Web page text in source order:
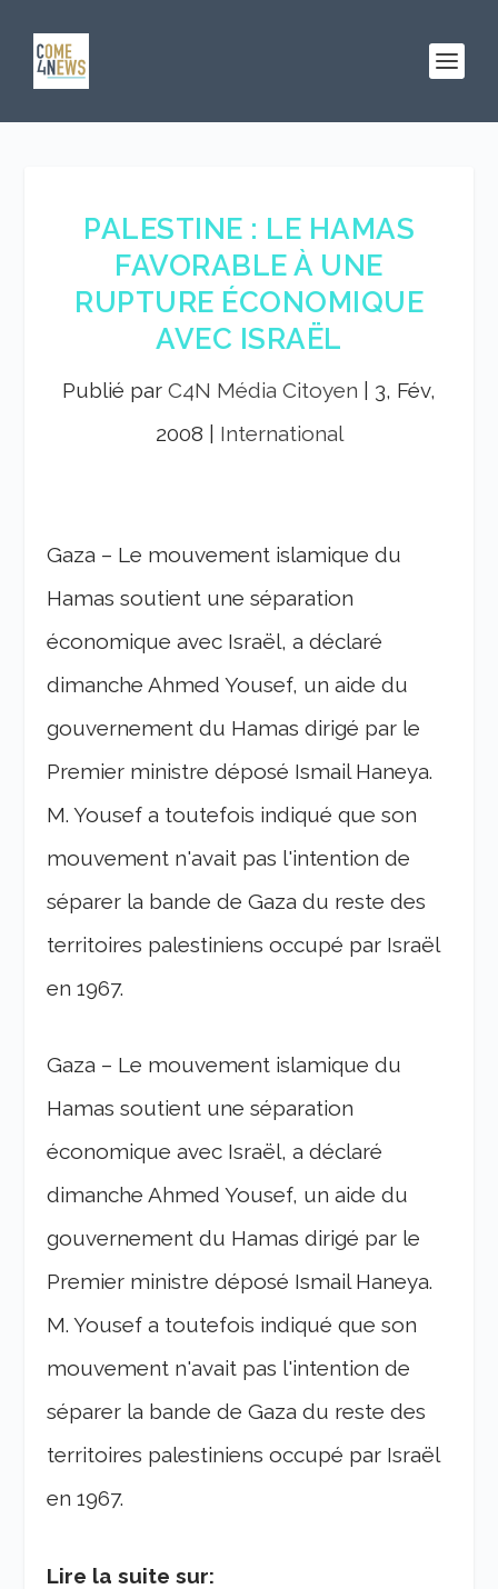
PALESTINE : LE HAMAS
FAVORABLE À UNE
RUPTURE ÉCONOMIQUE
AVEC ISRAËL
Publié par C4N Média Citoyen
3, Fév,
2008
International
Gaza – Le mouvement islamique du
Hamas soutient une séparation
économique avec Israël, a déclaré
dimanche Ahmed Yousef, un aide du
gouvernement du Hamas dirigé par le
Premier ministre déposé Ismail Haneya.
M. Yousef a toutefois indiqué que son
mouvement n'avait pas l'intention de
séparer la bande de Gaza du reste des
territoires palestiniens occupé par Israël
en 1967.
Gaza – Le mouvement islamique du
Hamas soutient une séparation
économique avec Israël, a déclaré
dimanche Ahmed Yousef, un aide du
gouvernement du Hamas dirigé par le
Premier ministre déposé Ismail Haneya.
M. Yousef a toutefois indiqué que son
mouvement n'avait pas l'intention de
séparer la bande de Gaza du reste des
territoires palestiniens occupé par Israël
en 1967.
Lire la suite sur: